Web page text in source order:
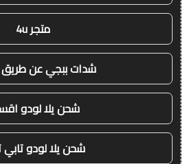
متجر 4u
شدات ببجي عن طريق
شحن يلا لودو
شحن يلا لودو تابي